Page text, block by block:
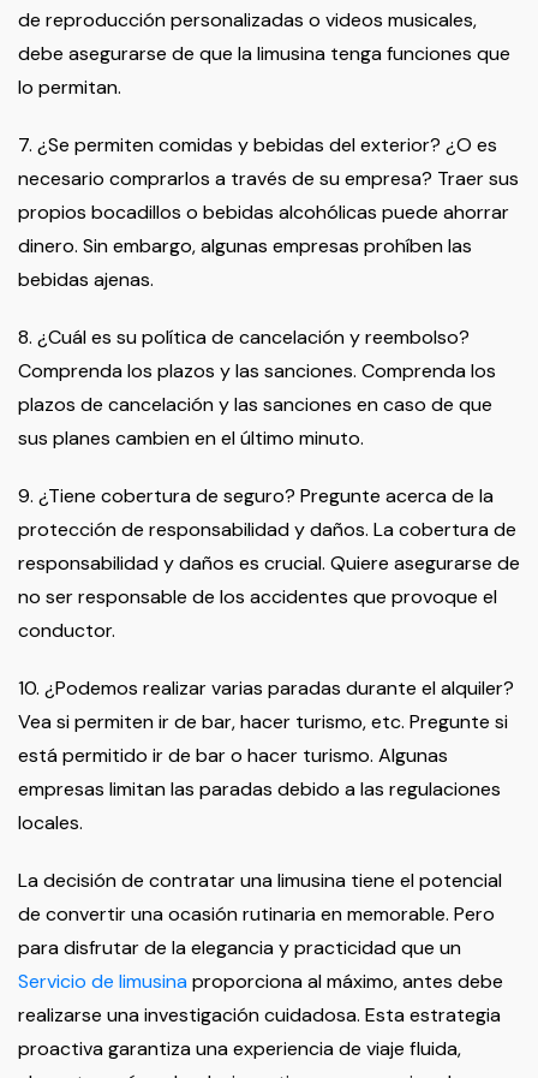
de reproducción personalizadas o videos musicales,
debe asegurarse de que la limusina tenga funciones que
lo permitan.
7. ¿Se permiten comidas y bebidas del exterior? ¿O es
necesario comprarlos a través de su empresa? Traer sus
propios bocadillos o bebidas alcohólicas puede ahorrar
dinero. Sin embargo, algunas empresas prohíben las
bebidas ajenas.
8. ¿Cuál es su política de cancelación y reembolso?
Comprenda los plazos y las sanciones. Comprenda los
plazos de cancelación y las sanciones en caso de que
sus planes cambien en el último minuto.
9. ¿Tiene cobertura de seguro? Pregunte acerca de la
protección de responsabilidad y daños. La cobertura de
responsabilidad y daños es crucial. Quiere asegurarse de
no ser responsable de los accidentes que provoque el
conductor.
10. ¿Podemos realizar varias paradas durante el alquiler?
Vea si permiten ir de bar, hacer turismo, etc. Pregunte si
está permitido ir de bar o hacer turismo. Algunas
empresas limitan las paradas debido a las regulaciones
locales.
La decisión de contratar una limusina tiene el potencial
de convertir una ocasión rutinaria en memorable. Pero
para disfrutar de la elegancia y practicidad que un
Servicio de limusinaproporciona al máximo, antes debe
realizarse una investigación cuidadosa. Esta estrategia
proactiva garantiza una experiencia de viaje fluida,